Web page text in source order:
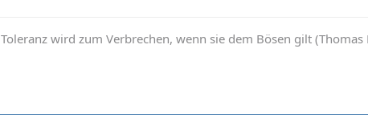
Toleranz wird zum Verbrechen, wenn sie dem Bösen gilt (Thomas